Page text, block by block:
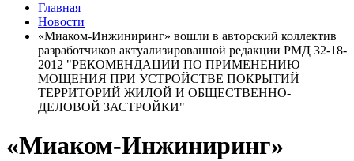
Главная
Новости
«Миаком-Инжиниринг» вошли в авторский коллектив
разработчиков актуализированной редакции РМД 32-18-
2012 "РЕКОМЕНДАЦИИ ПО ПРИМЕНЕНИЮ
МОЩЕНИЯ ПРИ УСТРОЙСТВЕ ПОКРЫТИЙ
ТЕРРИТОРИЙ ЖИЛОЙ И ОБЩЕСТВЕННО-
ДЕЛОВОЙ ЗАСТРОЙКИ"
«Миаком-Инжиниринг»